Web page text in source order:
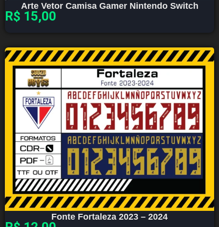
Arte Vetor Camisa Gamer Nintendo Switch
R$ 15,00
Fonte Fortaleza 2023 – 2024